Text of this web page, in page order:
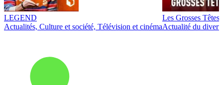
LEGEND
Actualités, Culture et société, Télévision et cinéma
Les Grosses Têtes
Actualité du